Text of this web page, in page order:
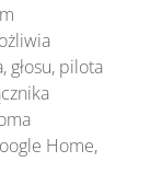
głosu, pilota
Home,